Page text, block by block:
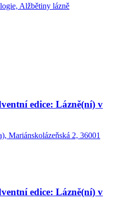
Alžbětiny lázně
edice: Lázně(ní) v
Mariánskolázeňská 2, 36001
edice: Lázně(ní) v